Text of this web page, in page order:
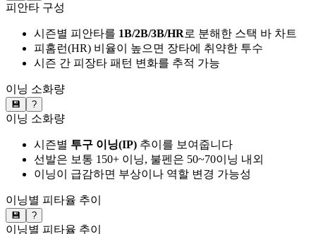
피안타 구성
시즌별 피안타를 1B/2B/3B/HR로 분해한 스택 바 차트
피홈런(HR) 비율이 높으면 장타에 취약한 투수
시즌 간 피장타 패턴 변화를 추적 가능
이닝 소화량
💾 ?
이닝 소화량
시즌별 투구 이닝(IP) 추이를 보여줍니다
선발은 보통 150+ 이닝, 불펜은 50~70이닝 내외
이닝이 급감하면 부상이나 역할 변경 가능성
이닝별 피타율 추이
💾 ?
이닝별 피타율 추이